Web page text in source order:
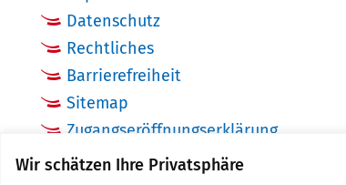
Wir schätzen Ihre Privatsphäre
Datenschutz
Rechtliches
Barrierefreiheit
Sitemap
Zugangseröffnungserklärung
Cookie Einstellungen